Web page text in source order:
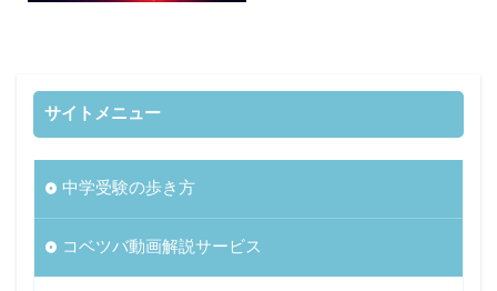
サイトメニュー
中学受験の歩き方
コベツバ動画解説サービス